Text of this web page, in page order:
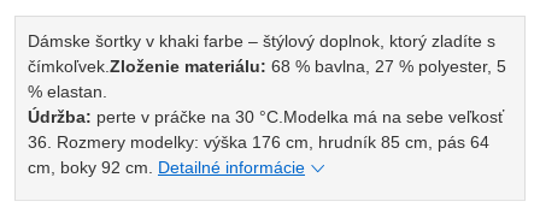
Dámske šortky v khaki farbe – štýlový doplnok, ktorý zladíte s
čímkoľvek. Zloženie materiálu: 68 % bavlna, 27 % polyester, 5
% elastan.
Údržba: perte v práčke na 30 °C. Modelka má na sebe veľkosť
36. Rozmery modelky: výška 176 cm, hrudník 85 cm, pás 64
cm, boky 92 cm.
Detailné informácie